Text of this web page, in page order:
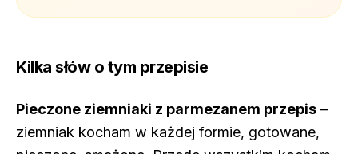
Kilka słów o tym przepisie
Pieczone ziemniaki z parmezanem przepis –
ziemniak kocham w każdej formie, gotowane,